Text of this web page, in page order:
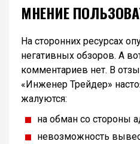
МНЕНИЕ
На сторонних ресурсах
негативных обзоров. А
комментариев нет. В
«Инженер Трейдер»
жалуются:
на обман со стороны
невозможность